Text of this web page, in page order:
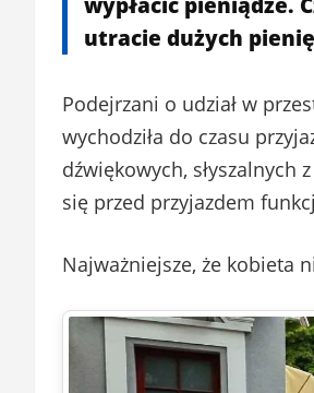
utracie dużych
Podejrzani o udział w
wychodziła do czasu
dźwiękowych, słyszalnych
się przed przyjazdem
Najważniejsze, że kobieta